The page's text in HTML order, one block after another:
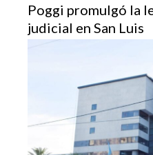
Poggi promulgó la
judicial en San Luis